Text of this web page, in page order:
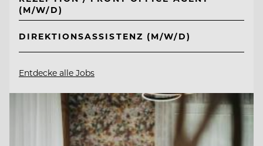
(M/W/D)
DIREKTIONSASSISTENZ (M/W/D)
Entdecke alle Jobs